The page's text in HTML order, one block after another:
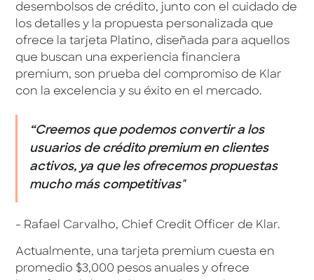
desembolsos de crédito, junto con el cuidado de
los detalles y la propuesta personalizada que
ofrece la tarjeta Platino, diseñada para aquellos
que buscan una experiencia financiera
premium, son prueba del compromiso de Klar
con la excelencia y su éxito en el mercado.
“Creemos que podemos convertir a los
usuarios de crédito premium en clientes
activos, ya que les ofrecemos propuestas
mucho más competitivas"
- Rafael Carvalho, Chief Credit Officer de Klar.
Actualmente, una tarjeta premium cuesta en
promedio $3,000 pesos anuales y ofrece